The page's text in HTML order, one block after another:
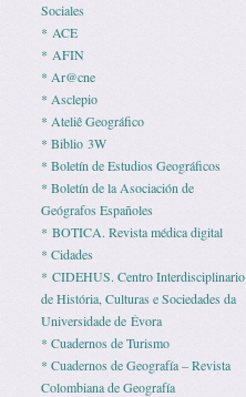
Sociales
* ACE
* AFIN
* Ar@cne
* Asclepio
* Ateliê Geográfico
* Biblio 3W
* Boletín de Estudios Geográficos
* Boletín de la Asociación de
Geógrafos Españoles
* BOTICA. Revista médica digital
* Cidades
* CIDEHUS. Centro Interdisciplinario
de História, Culturas e Sociedades da
Universidade de Évora
* Cuadernos de Turismo
* Cuadernos de Geografía – Revista
Colombiana de Geografía